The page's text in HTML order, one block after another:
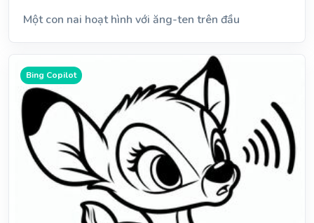
Một con nai hoạt hình với ăng-ten trên đầu
Bing Copilot